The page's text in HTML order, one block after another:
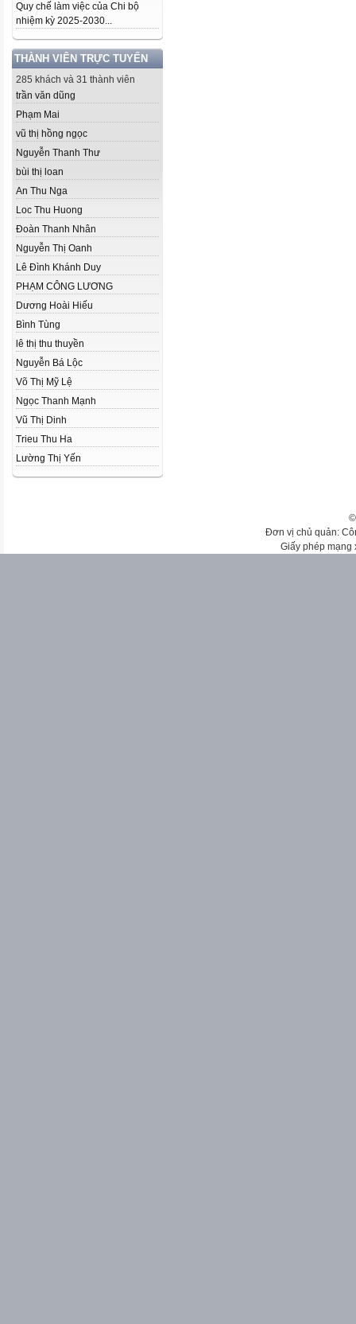
Quy chế làm việc của Chi bộ
nhiệm kỳ 2025-2030...
THÀNH VIÊN TRỰC TUYẾN
285 khách và 31 thành viên
trần văn dũng
Phạm Mai
vũ thị hồng ngọc
Nguyễn Thanh Thư
bùi thị loan
An Thu Nga
Loc Thu Huong
Đoàn Thanh Nhân
Nguyễn Thị Oanh
Lê Đình Khánh Duy
PHẠM CÔNG LƯƠNG
Dương Hoài Hiếu
Bình Tùng
lê thị thu thuyền
Nguyễn Bá Lộc
Võ Thị Mỹ Lệ
Ngọc Thanh Mạnh
Vũ Thị Dinh
Trieu Thu Ha
Lường Thị Yến
Đơn vị chủ quản:
Giấy phép mạng